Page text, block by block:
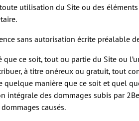
utilisation du Site ou des
sans autorisation écrite préalable
que ce soit, tout ou partie du Site ou
à titre onéreux ou gratuit, tout
quelque manière que ce soit et quel
intégrale des dommages subis par
causés.